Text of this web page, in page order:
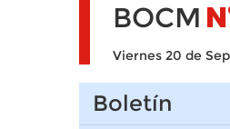
BOCM
Viernes 20 de
Boletín